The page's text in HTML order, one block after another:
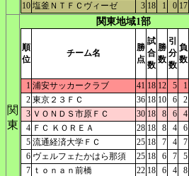
10 塩釜ＮＴＦＣヴィーゼ 3 18 1 0 17
関
東
関東地域1部
順
位
チーム名
勝
点
試
合
数
勝
数
引
分
数
負
数
1 浦安サッカークラブ 41 18 12 5 1
2 東京２３ＦＣ 36 18 10 6 2
3 ＶＯＮＤＳ市原ＦＣ 30 18 8 6 4
4 ＦＣ ＫＯＲＥＡ 28 18 8 4 6
5 流通経済大学ＦＣ 25 18 7 4 7
6 ヴェルフェたかはら那須 25 18 6 7 5
7 ｔｏｎａｎ前橋 22 18 6 4 8